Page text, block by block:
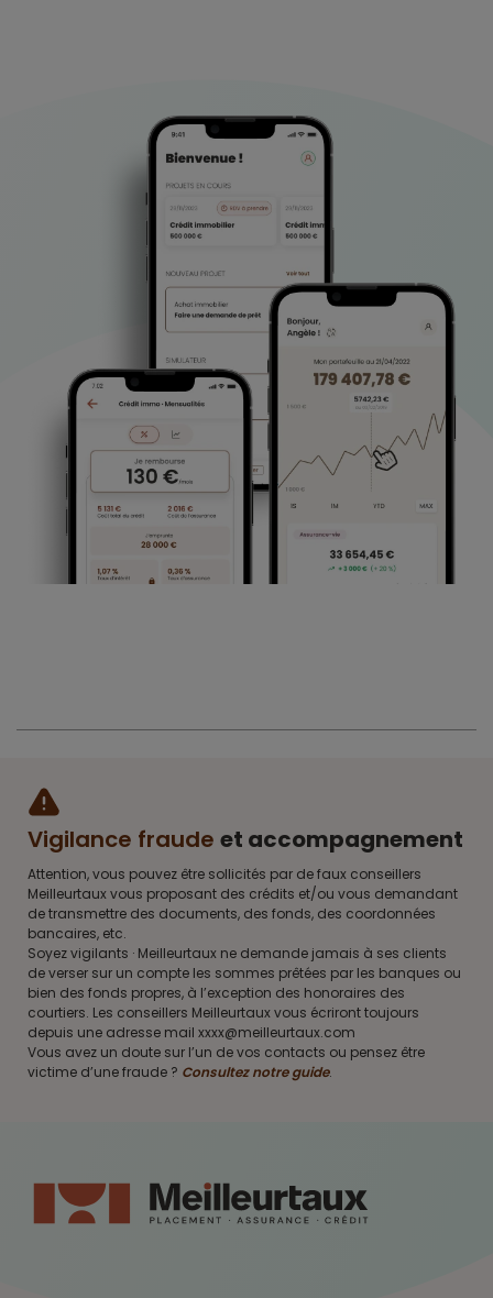
Vigilance fraude et accompagnement
Attention, vous pouvez être sollicités par de faux conseillers
Meilleurtaux vous proposant des crédits et/ou vous demandant
de transmettre des documents, des fonds, des coordonnées
bancaires, etc.
Soyez vigilants · Meilleurtaux ne demande jamais à ses clients
de verser sur un compte les sommes prêtées par les banques ou
bien des fonds propres, à l’exception des honoraires des
courtiers. Les conseillers Meilleurtaux vous écriront toujours
depuis une adresse mail xxxx@meilleurtaux.com
Vous avez un doute sur l’un de vos contacts ou pensez être
victime d’une fraude ? Consultez notre guide.